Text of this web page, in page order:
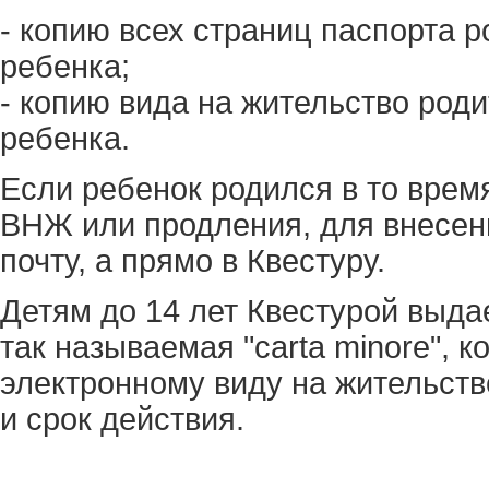
- копию всех страниц паспорта
ребенка;
- копию вида на жительство
ребенка.
Если ребенок родился в то
ВНЖ или продления, для
почту, а прямо в Квестуру.
Детям до 14 лет Квестурой
так называемая "carta minore",
электронному виду на
и срок действия.